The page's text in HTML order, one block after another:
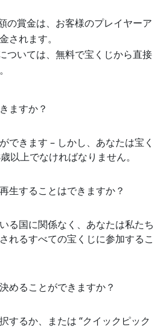
の賞金は、お客様のプレイヤーア
されます。
ついては、無料で宝くじから直接
ますか？
できます – しかし、あなたは宝く
以上でなければなりません。
生することはできますか？
る国に関係なく、あなたは私たち
れるすべての宝くじに参加するこ
めることができますか？
するか、または “クイックピック